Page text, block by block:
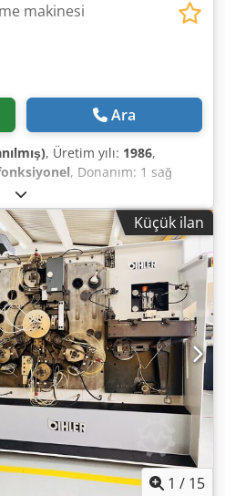
makinesi
Ara
, Üretim yılı: 1986,
, Donanım: 1 sağ
eksantrik pres 250 kN 4
kızak agregası 1 kontrol mili
alanı: Tel çapı aralığı: 0,5 -
40 mm Besleme uzunluğu:
135/dak
Küçük ilan
1 / 15